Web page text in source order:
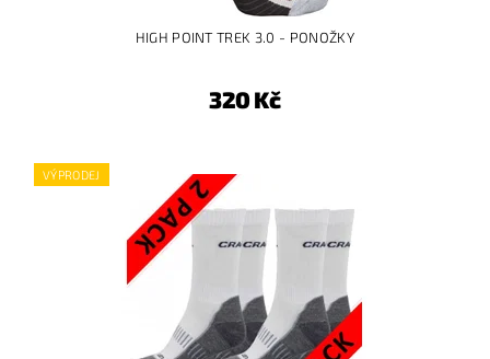
HIGH POINT TREK 3.0 - PONOŽKY
320 Kč
VÝPRODEJ